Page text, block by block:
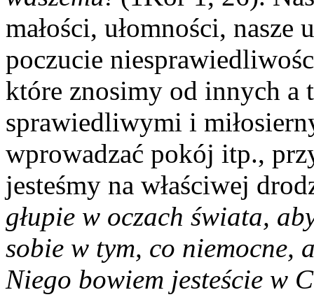
małości, ułomności,
poczucie
które znosimy od innych a
sprawiedliwymi i
wprowadzać pokój itp.,
jesteśmy na właściwej
głupie w oczach świata,
sobie w tym, co niemocne,
Niego bowiem jesteście w